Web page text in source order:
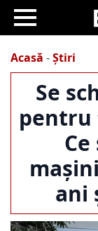
Acasă -Știri
Se
pentru
ani